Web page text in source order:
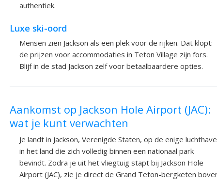
authentiek.
Luxe ski-oord
Mensen zien Jackson als een plek voor de rijken. Dat klopt:
de prijzen voor accommodaties in Teton Village zijn fors.
Blijf in de stad Jackson zelf voor betaalbaardere opties.
Aankomst op Jackson Hole Airport (JAC):
wat je kunt verwachten
Je landt in Jackson, Verenigde Staten, op de enige
in het land die zich volledig binnen een nationaal park
bevindt. Zodra je uit het vliegtuig stapt bij Jackson Hole
Airport (JAC), zie je direct de Grand Teton-bergketen